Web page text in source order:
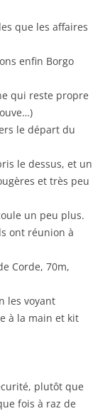
que les affaires
enfin Borgo
qui reste propre
le départ du
le dessus, et un
et très peu
un peu plus.
ont réunion à
Corde, 70m,
les voyant
à la main et kit
plutôt que
fois à raz de